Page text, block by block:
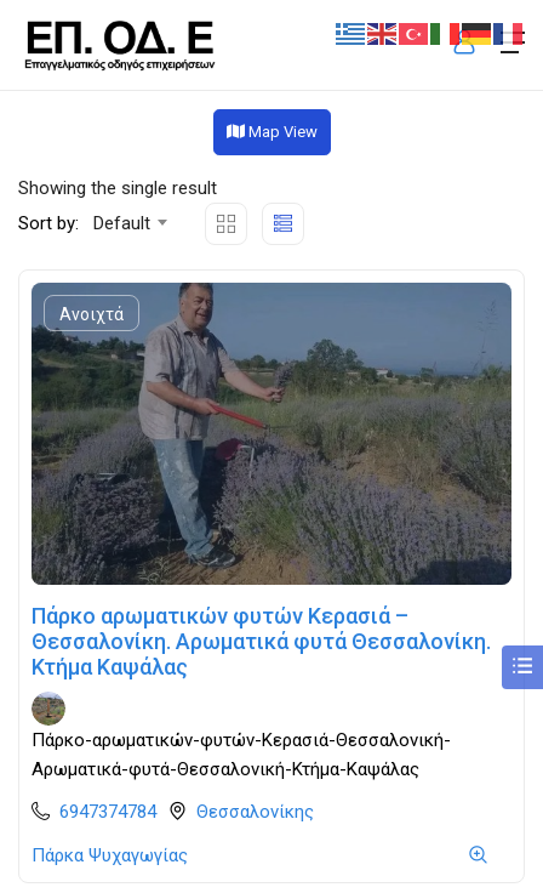
Map View
Showing the single result
Sort by:
Default
Ανοιχτά
Πάρκο αρωματικών φυτών Κερασιά –
Θεσσαλονίκη. Αρωματικά φυτά Θεσσαλονίκη.
Κτήμα Καψάλας
Πάρκο-αρωματικών-φυτών-Κερασιά-Θεσσαλονική-
Αρωματικά-φυτά-Θεσσαλονική-Κτήμα-Καψάλας
6947374784
Θεσσαλονίκης
Πάρκα Ψυχαγωγίας